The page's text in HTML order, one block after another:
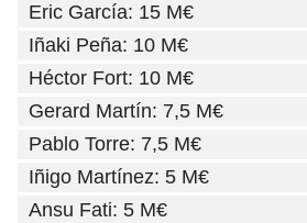
Eric García: 15 M€
Iñaki Peña: 10 M€
Héctor Fort: 10 M€
Gerard Martín: 7,5 M€
Pablo Torre: 7,5 M€
Iñigo Martínez: 5 M€
Ansu Fati: 5 M€